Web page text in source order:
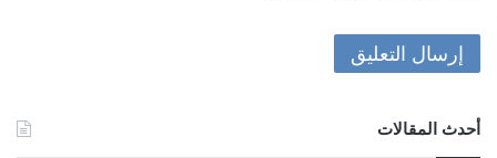
أحدث المقالات